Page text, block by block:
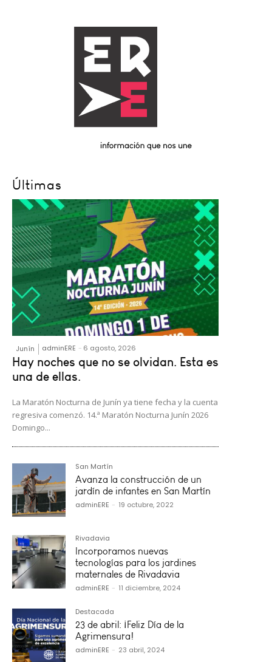
Últimas
Junín adminERE - 6 agosto, 2026
Hay noches que no se olvidan. Esta es
una de ellas.
La Maratón Nocturna de Junín ya tiene fecha y la cuenta
regresiva comenzó. 14.ª Maratón Nocturna Junín 2026
Domingo...
San Martín
Avanza la construcción de un
jardín de infantes en San Martín
adminERE - 19 octubre, 2022
Rivadavia
Incorporamos nuevas
tecnologías para los jardines
maternales de Rivadavia
adminERE - 11 diciembre, 2024
Destacada
23 de abril: ¡Feliz Día de la
Agrimensura!
adminERE - 23 abril, 2024